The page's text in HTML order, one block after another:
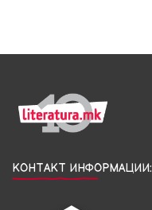
КОНТАКТ ИНФОРМАЦИИ: